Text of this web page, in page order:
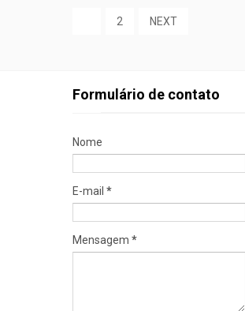
2 NEXT
Formulário de contato
Nome
E-mail *
Mensagem *